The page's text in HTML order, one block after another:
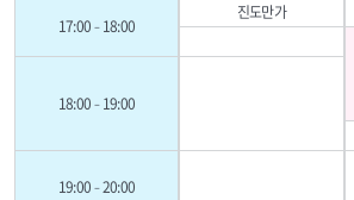
17:00–18:00
진도만가
18:00–19:00
19:00–20:00